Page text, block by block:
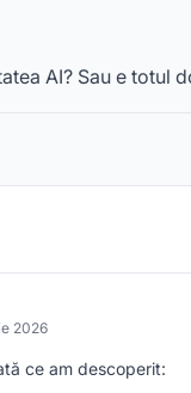
AI? Sau e totul
2026
ce am descoperit: